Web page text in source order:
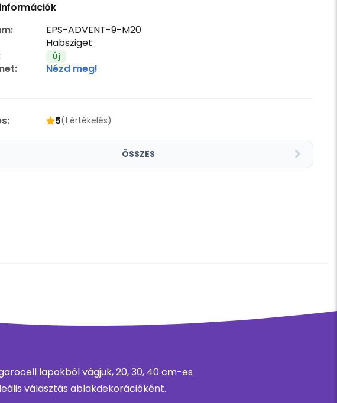
EPS-ADVENT-9-M20
Habsziget
Új
Nézd meg!
5(1 értékelés)
ÖSSZES
lapokból vágjuk, 20, 30, 40 cm-es
választás ablakdekorációként.